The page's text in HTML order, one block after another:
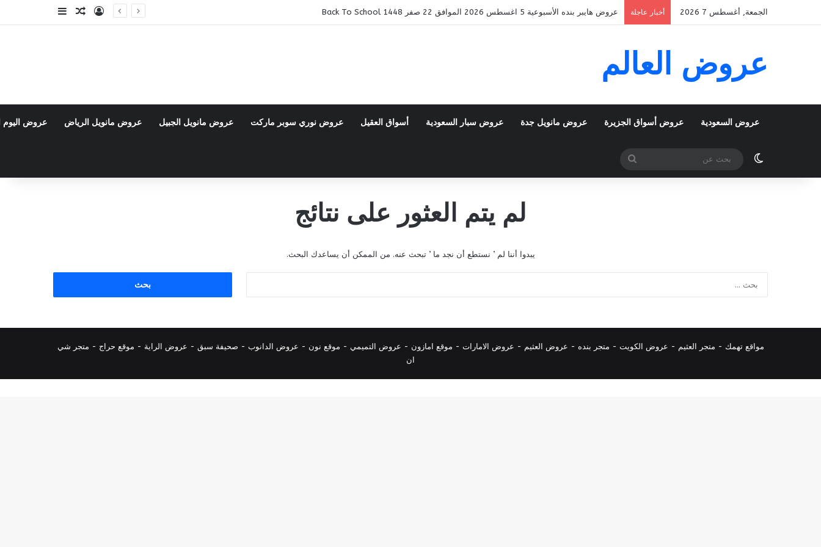
الجمعة, أغسطس 7 2026 أخبار عاجلة عروض هايبر بنده الأسبوعية 5 اغسطس 2026 الموافق 22 صفر 1448 Back To School تسجيل الدخول
مقال عشوائي
إضافة عمود
عروض العالم
عروض السعودية عروض أسواق الجزيرة عروض مانويل جدة عروض سبار السعودية أسواق العقيل عروض نوري سوبر ماركت عروض مانويل الجبيل عروض مانويل الرياض عروض اليوم
الوضع المظلم
بحث
عن
لم يتم العثور على نتائج
يبدوا أننا لم ’ نستطع أن نجد ما ’ تبحث عنه. من الممكن أن يساعدك البحث.
مواقع تهمك - متجر العثيم - عروض الكويت - متجر بنده - عروض العثيم - عروض الامارات - موقع امازون - عروض التميمي - موقع نون - عروض الدانوب - صحيفة سبق - عروض الراية - موقع حراج - متجر شي
ان